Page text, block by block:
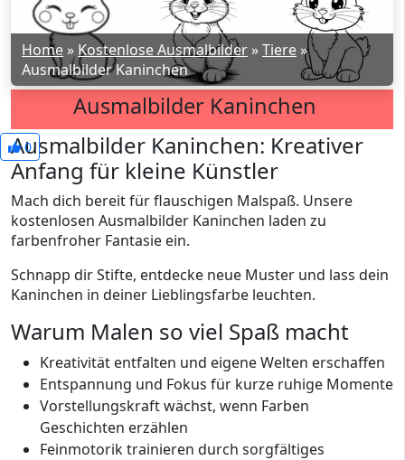
Home » Kostenlose Ausmalbilder »Tiere »
Ausmalbilder Kaninchen
Ausmalbilder Kaninchen
0
Ausmalbilder Kaninchen: Kreativer
Anfang für kleine Künstler
Mach dich bereit für flauschigen Malspaß. Unsere
kostenlosen Ausmalbilder Kaninchen laden zu
farbenfroher Fantasie ein.
Schnapp dir Stifte, entdecke neue Muster und lass dein
Kaninchen in deiner Lieblingsfarbe leuchten.
Warum Malen so viel Spaß macht
Kreativität entfalten und eigene Welten erschaffen
Entspannung und Fokus für kurze ruhige Momente
Vorstellungskraft wächst, wenn Farben
Geschichten erzählen
Feinmotorik trainieren durch sorgfältiges